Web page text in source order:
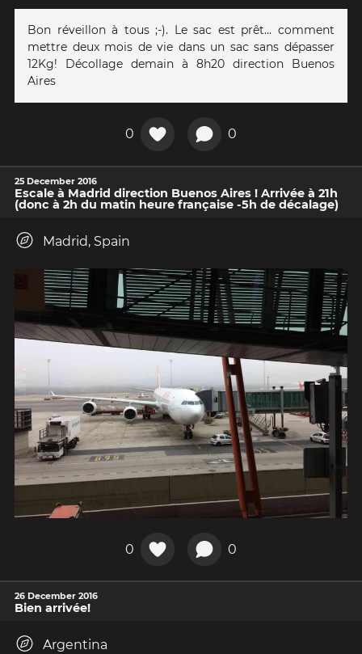
Bon réveillon à tous ;-). Le sac est prêt... comment
mettre deux mois de vie dans un sac sans dépasser
12Kg! Décollage demain à 8h20 direction Buenos
Aires
0 0
25 December 2016
Escale à Madrid direction Buenos Aires ! Arrivée à 21h
(donc à 2h du matin heure française -5h de décalage)
Madrid, Spain
0 0
26 December 2016
Bien arrivée!
Argentina